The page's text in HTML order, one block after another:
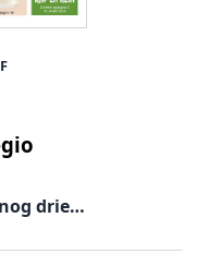
drie…